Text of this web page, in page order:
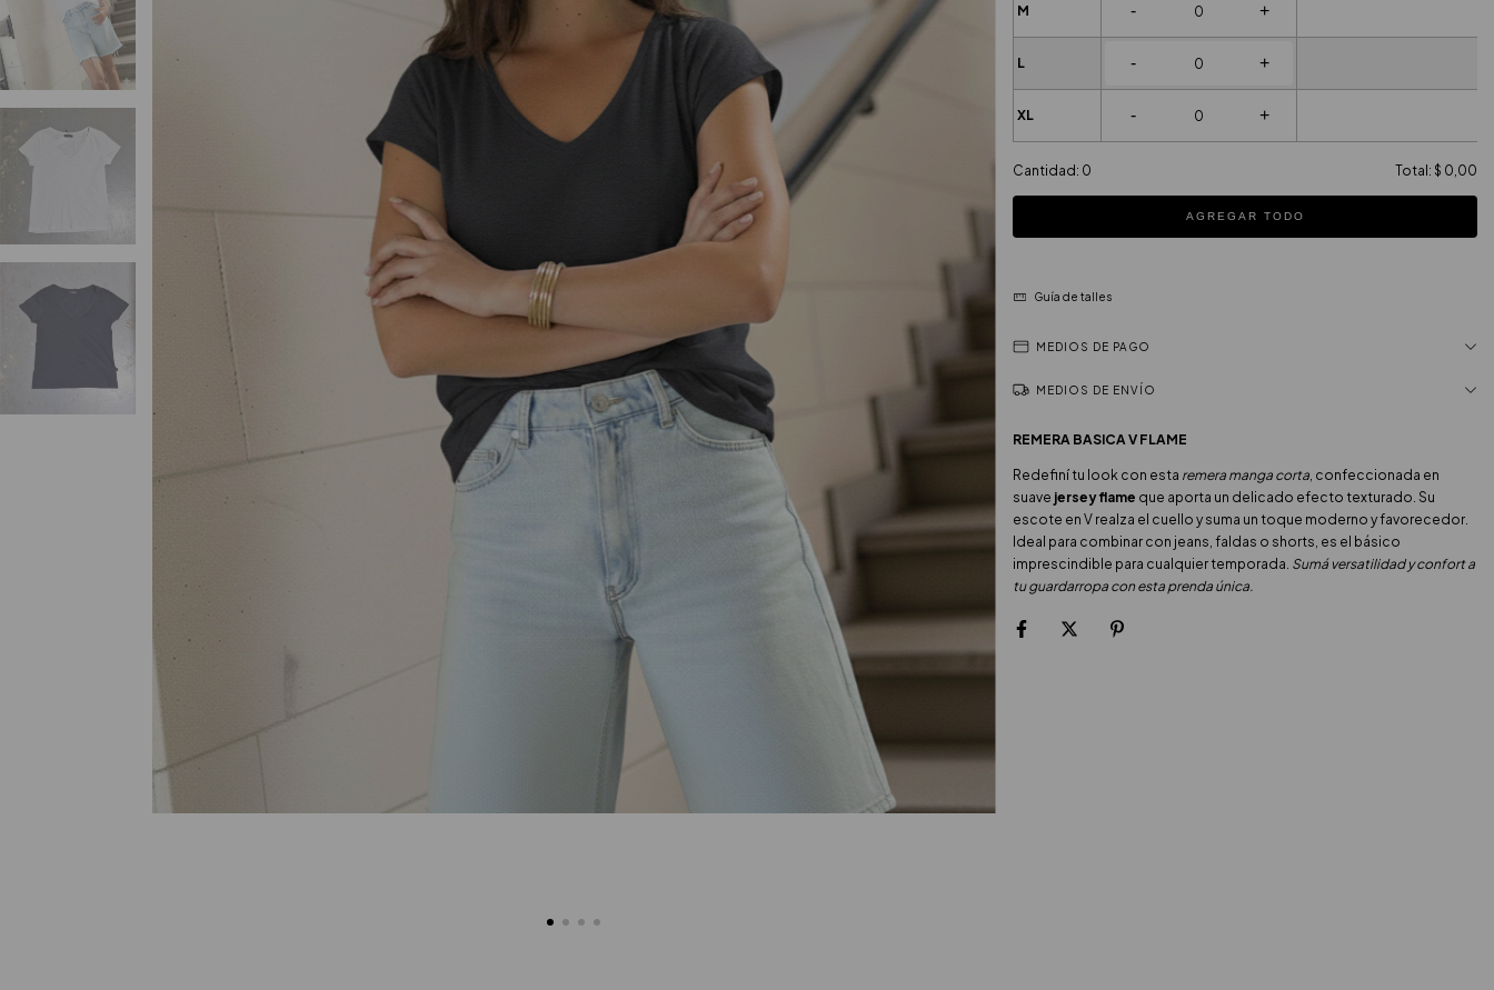
M - +
L - +
XL - +
Cantidad: 0 Total: $ 0,00
AGREGAR TODO
Guía de talles
MEDIOS DE PAGO
MEDIOS DE ENVÍO
REMERA BASICA V FLAME
Redefiní tu look con esta remera manga corta, confeccionada en
suave jersey flame que aporta un delicado efecto texturado. Su
escote en V realza el cuello y suma un toque moderno y favorecedor.
Ideal para combinar con jeans, faldas o shorts, es el básico
imprescindible para cualquier temporada. Sumá versatilidad y confort a
tu guardarropa con esta prenda única.